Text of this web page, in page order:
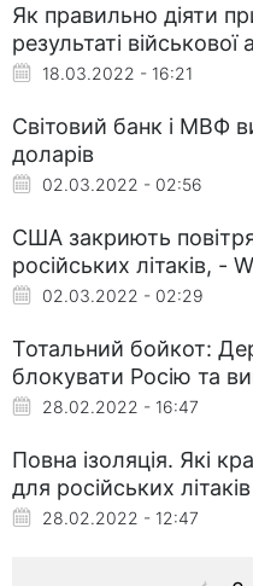
Як правильно діяти
результаті військової
18.03.2022 - 16:21
Світовий банк і МВФ
доларів
02.03.2022 - 02:56
США закриють
російських літаків, -
02.03.2022 - 02:29
Тотальний бойкот:
блокувати Росію та
28.02.2022 - 16:47
Повна ізоляція. Які
для російських літаків
28.02.2022 - 12:47